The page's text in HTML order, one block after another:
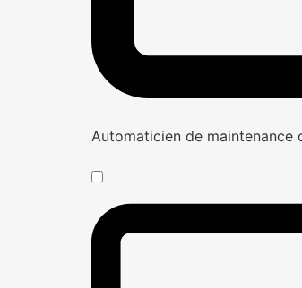
Automaticien de maintenance